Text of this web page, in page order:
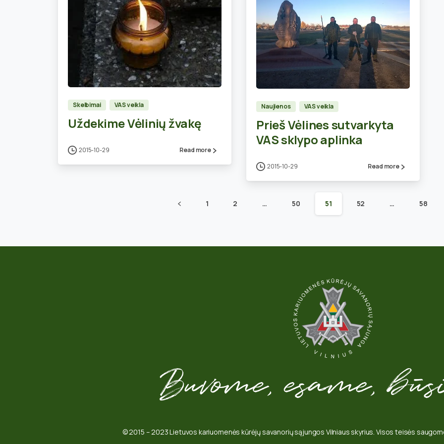
0
Skelbimai VAS veikla
Uždekime Vėlinių žvakę
2015-10-29 Read more
0
Naujienos VAS veikla
Prieš Vėlines sutvarkyta
VAS sklypo aplinka
2015-10-29 Read more
1 2 … 50 51 52 … 58
© 2015 – 2023 Lietuvos kariuomenės kūrėjų savanorių sąjungos Vilniaus skyrius. Visos teisės